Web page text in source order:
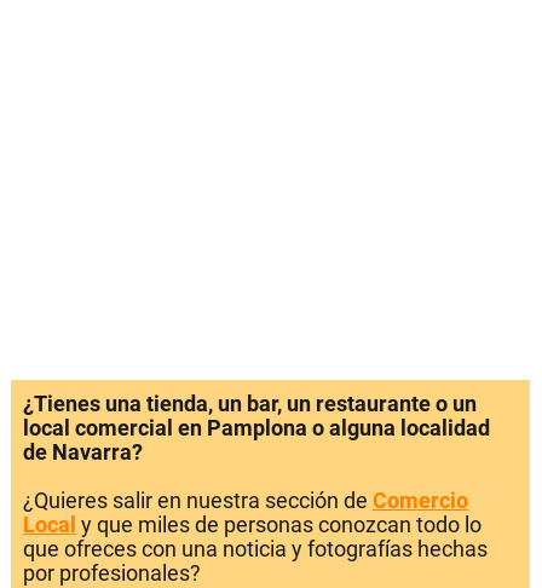
¿Tienes una tienda, un bar, un restaurante o un
local comercial en Pamplona o alguna localidad
de Navarra?
¿Quieres salir en nuestra sección de Comercio
Local y que miles de personas conozcan todo lo
que ofreces con una noticia y fotografías hechas
por profesionales?